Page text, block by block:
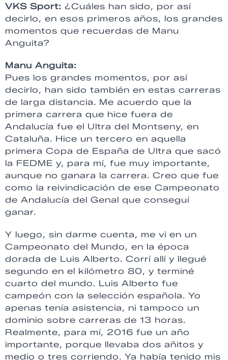
VKS Sport: ¿Cuáles han sido, por así
decirlo, en esos primeros años, los grandes
momentos que recuerdas de Manu
Anguita?
Manu Anguita:
Pues los grandes momentos, por así
decirlo, han sido también en estas carreras
de larga distancia. Me acuerdo que la
primera carrera que hice fuera de
Andalucía fue el Ultra del Montseny, en
Cataluña. Hice un tercero en aquella
primera Copa de España de Ultra que sacó
la FEDME y, para mí, fue muy importante,
aunque no ganara la carrera. Creo que fue
como la reivindicación de ese Campeonato
de Andalucía del Genal que conseguí
ganar.
Y luego, sin darme cuenta, me vi en un
Campeonato del Mundo, en la época
dorada de Luis Alberto. Corrí allí y llegué
segundo en el kilómetro 80, y terminé
cuarto del mundo. Luis Alberto fue
campeón con la selección española. Yo
apenas tenía asistencia, ni tampoco un
dominio sobre carreras de 13 horas.
Realmente, para mí, 2016 fue un año
importante, porque llevaba dos añitos y
medio o tres corriendo. Ya había tenido mis